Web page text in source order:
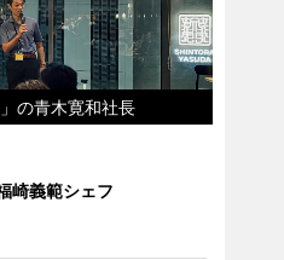
の青木寛和社長
崎義範シェフ